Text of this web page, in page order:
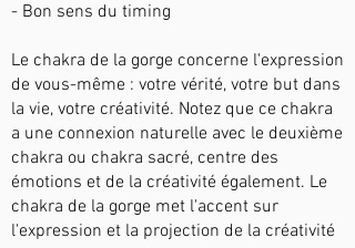
- Bon sens du timing
Le chakra de la gorge concerne l'expression
de vous-même : votre vérité, votre but dans
la vie, votre créativité. Notez que ce chakra
a une connexion naturelle avec le deuxième
chakra ou chakra sacré, centre des
émotions et de la créativité également. Le
chakra de la gorge met l'accent sur
l'expression et la projection de la créativité